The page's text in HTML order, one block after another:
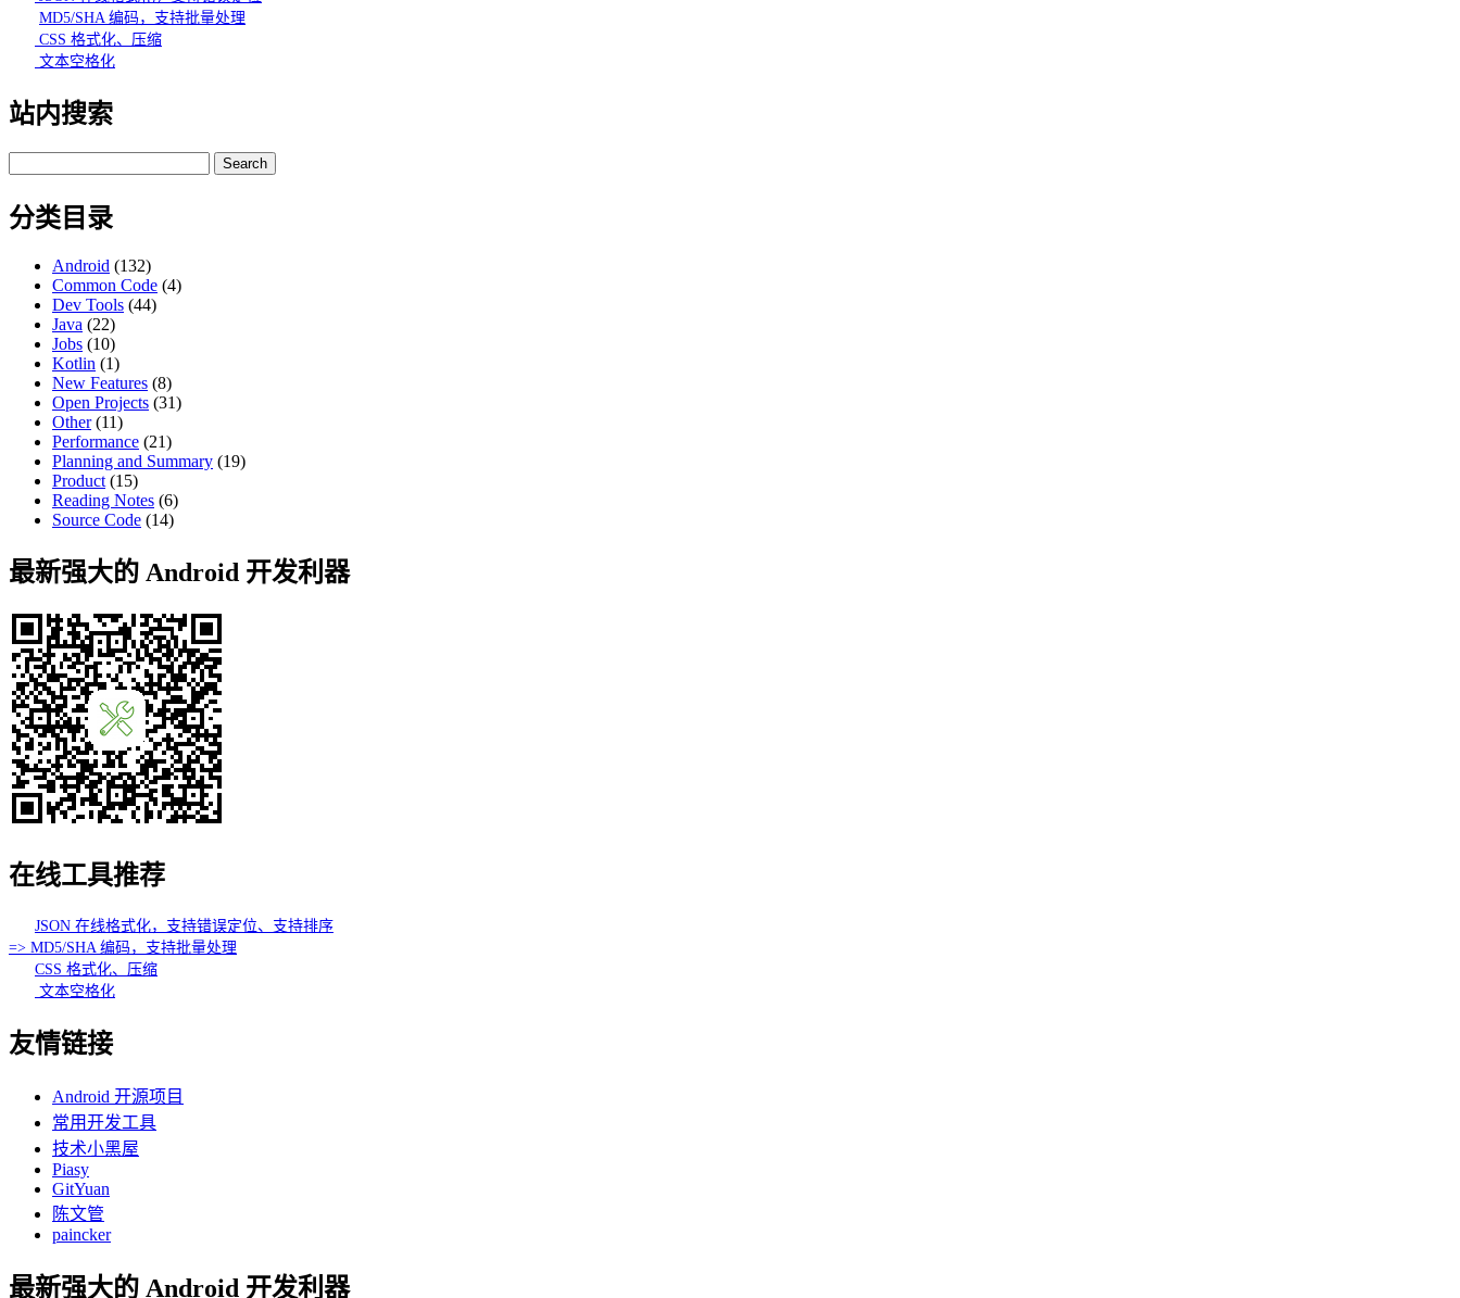
MD5/SHA 编码，支持批量处理
CSS 格式化、压缩
文本空格化
站内搜索
for:
分类目录
Android (132)
Common Code (4)
Dev Tools (44)
Java (22)
Jobs (10)
Kotlin (1)
New Features (8)
Open Projects (31)
Other(11)
Performance (21)
Planning and Summary (19)
Product (15)
Reading Notes (6)
Source Code (14)
最新强大的 Android 开发利器
在线工具推荐
JSON 在线格式化，支持错误定位、支持排序
=> MD5/SHA 编码，支持批量处理
CSS 格式化、压缩
文本空格化
友情链接
Android 开源项目
常用开发工具
技术小黑屋
Piasy
GitYuan
陈文管
paincker
最新强大的 Android 开发利器